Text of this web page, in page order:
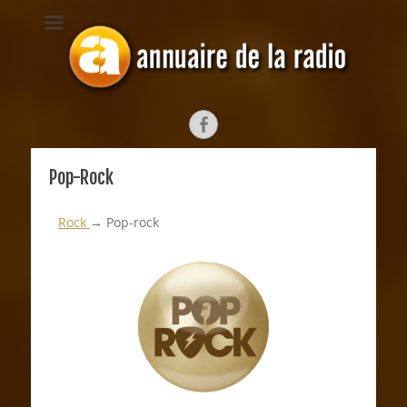
RADIO
Depuis 1998, l'annuaire radiophonique francophone
Pop-Rock
Rock → Pop-rock